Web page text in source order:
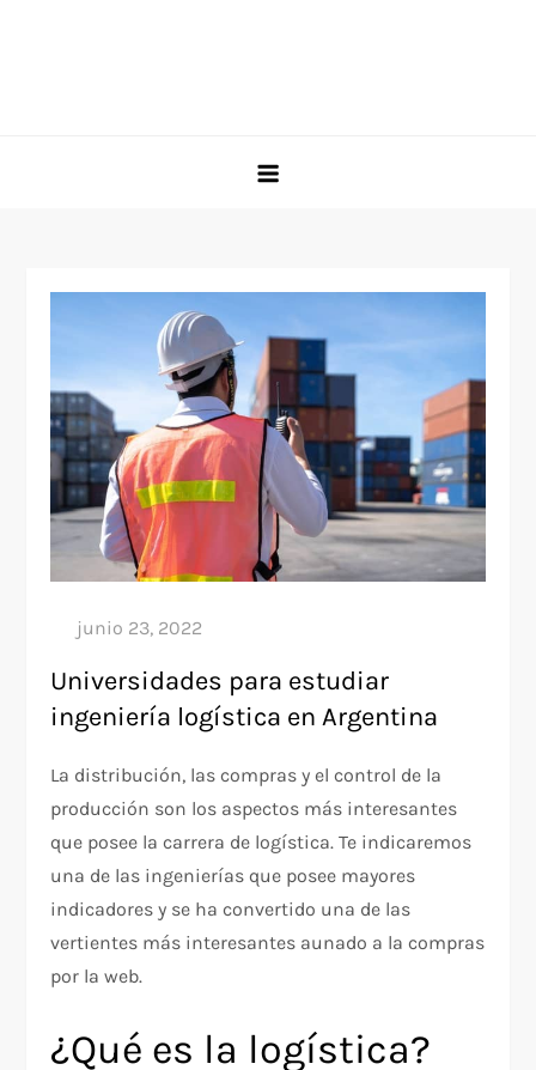
Universidades para estudiar
ingeniería logística en Argentina
La distribución, las compras y el control de la
producción son los aspectos más interesantes
que posee la carrera de logística. Te indicaremos
una de las ingenierías que posee mayores
indicadores y se ha convertido una de las
vertientes más interesantes aunado a la compras
por la web.
¿Qué es la logística?